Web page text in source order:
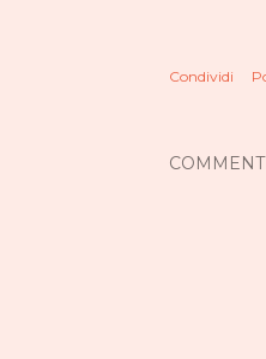
Condividi